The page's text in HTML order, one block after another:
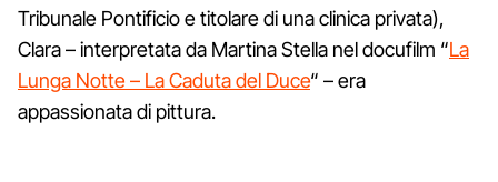
Tribunale Pontificio e titolare di una clinica privata),
Clara – interpretata da Martina Stella nel docufilm “La
Lunga Notte – La Caduta del Duce“ – era
appassionata di pittura.